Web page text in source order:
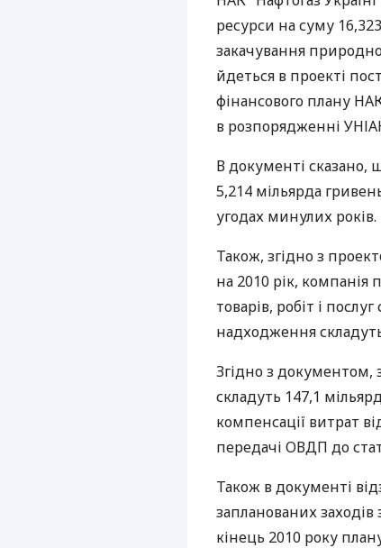
ресурси на суму
закачування
йдеться в проекті
фінансового плану
в розпорядженні
В документі сказано,
5,214 мільярда
угодах минулих років.
Також, згідно з
на 2010 рік, компанія
товарів, робіт і
надходження
Згідно з документом,
складуть 147,1
компенсації витрат
передачі ОВДП до
Також в документі
запланованих
кінець 2010 року